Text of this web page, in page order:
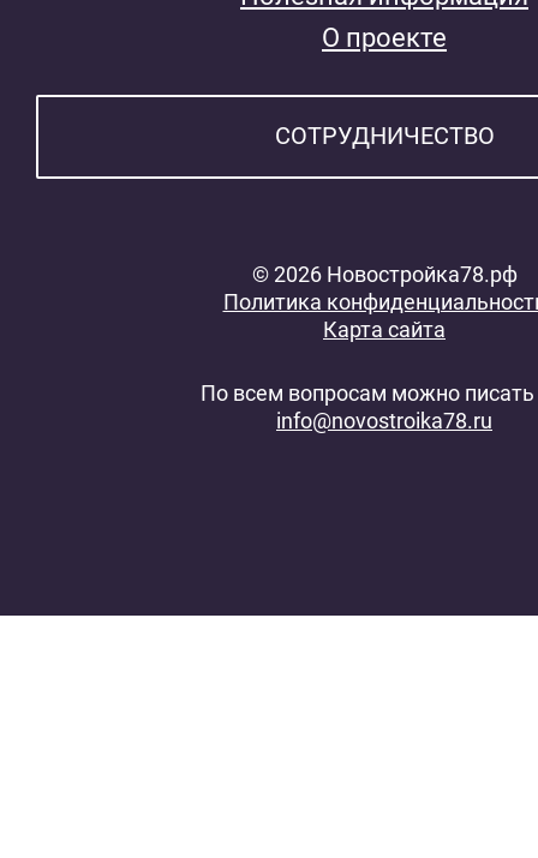
О проекте
СОТРУДНИЧЕСТВО
© 2026 Новостройка78.рф
Политика
Карта сайта
По всем вопросам можно писать
info@novostroika78.ru